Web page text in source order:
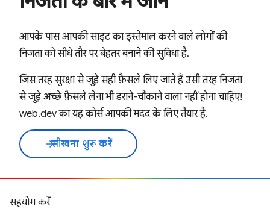
आपके पास आपकी साइट का इस्तेमाल करने वाले लोगों की
निजता को सीधे तौर पर बेहतर बनाने की सुविधा है.
जिस तरह सुरक्षा से जुड़े सही फ़ैसले लिए जाते हैं उसी तरह निजता
से जुड़े अच्छे फ़ैसले लेना भी डराने-चौंकाने वाला नहीं होना चाहिए!
web.dev का यह कोर्स आपकी मदद के लिए तैयार है.
arrow_forward
सीखना शुरू करें
सहयोग करें